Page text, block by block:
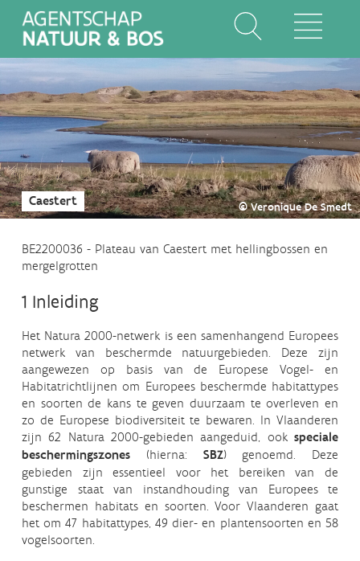
inhoud
Main
navigation
© Veronique De Smedt
Caestert
BE2200036 - Plateau van Caestert met hellingbossen en
mergelgrotten
1 Inleiding
Het Natura 2000-netwerk is een samenhangend Europees
netwerk van beschermde natuurgebieden. Deze zijn
aangewezen op basis van de Europese Vogel- en
Habitatrichtlijnen om Europees beschermde habitattypes
en soorten de kans te geven duurzaam te overleven en
zo de Europese biodiversiteit te bewaren. In Vlaanderen
zijn 62 Natura 2000-gebieden aangeduid, ook speciale
beschermingszones (hierna: SBZ) genoemd. Deze
gebieden zijn essentieel voor het bereiken van de
gunstige staat van instandhouding van Europees te
beschermen habitats en soorten. Voor Vlaanderen gaat
het om 47 habitattypes, 49 dier- en plantensoorten en 58
vogelsoorten.